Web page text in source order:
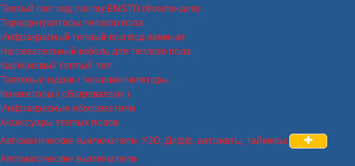
Теплый пол под плитку ENSTO (Финляндия)
Терморегуляторы теплого пола
Инфракрасный теплый пол под ламинат
Нагревательный кабель для теплого пола
Карбоновый теплый пол
Тепловые пушки / тепловентиляторы
Конвекторы ( обогреватели )
Инфракрасные обогреватели
Аксессуары теплых полов
Автоматические выключатели, УЗО, Дифф. автоматы, таймеры
Автоматические выключатели